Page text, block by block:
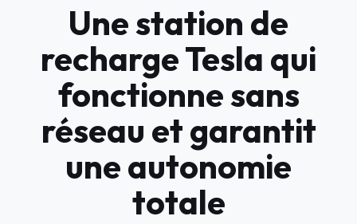
Une station de
recharge Tesla qui
fonctionne sans
réseau et garantit
une autonomie
totale